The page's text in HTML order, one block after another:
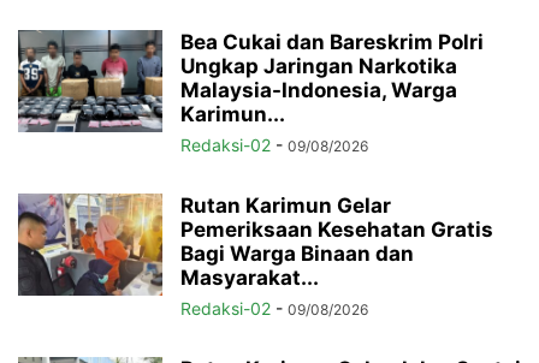
Bea Cukai dan Bareskrim Polri
Ungkap Jaringan Narkotika
Malaysia-Indonesia, Warga
Karimun...
Redaksi-02 - 09/08/2026
Rutan Karimun Gelar
Pemeriksaan Kesehatan Gratis
Bagi Warga Binaan dan
Masyarakat...
Redaksi-02 - 09/08/2026